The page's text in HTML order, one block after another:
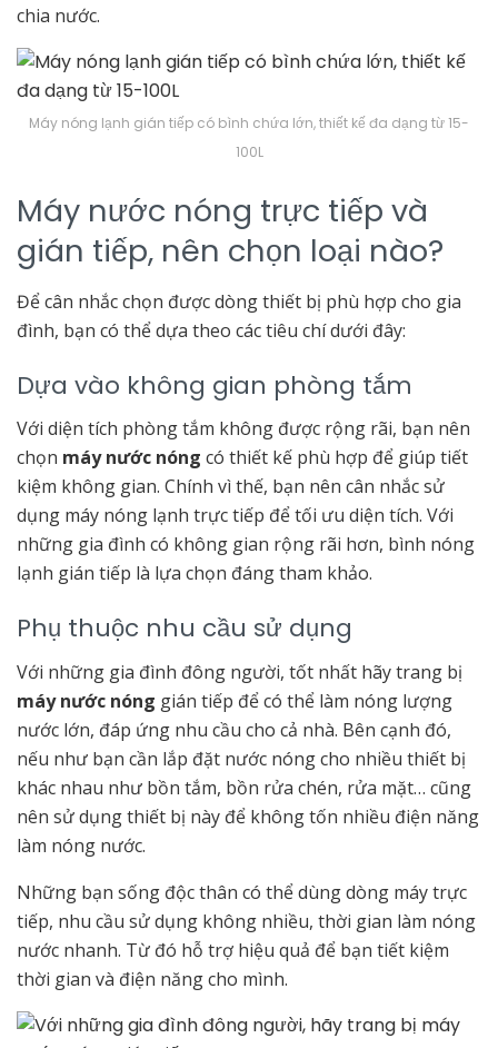
chia nước.
Máy nóng lạnh gián tiếp có bình chứa lớn, thiết kế đa dạng từ 15-
100L
Máy nước nóng trực tiếp và
gián tiếp, nên chọn loại nào?
Để cân nhắc chọn được dòng thiết bị phù hợp cho gia
đình, bạn có thể dựa theo các tiêu chí dưới đây:
Dựa vào không gian phòng tắm
Với diện tích phòng tắm không được rộng rãi, bạn nên
chọn máy nước nóng có thiết kế phù hợp để giúp tiết
kiệm không gian. Chính vì thế, bạn nên cân nhắc sử
dụng máy nóng lạnh trực tiếp để tối ưu diện tích. Với
những gia đình có không gian rộng rãi hơn, bình nóng
lạnh gián tiếp là lựa chọn đáng tham khảo.
Phụ thuộc nhu cầu sử dụng
Với những gia đình đông người, tốt nhất hãy trang bị
máy nước nóng gián tiếp để có thể làm nóng lượng
nước lớn, đáp ứng nhu cầu cho cả nhà. Bên cạnh đó,
nếu như bạn cần lắp đặt nước nóng cho nhiều thiết bị
khác nhau như bồn tắm, bồn rửa chén, rửa mặt… cũng
nên sử dụng thiết bị này để không tốn nhiều điện năng
làm nóng nước.
Những bạn sống độc thân có thể dùng dòng máy trực
tiếp, nhu cầu sử dụng không nhiều, thời gian làm nóng
nước nhanh. Từ đó hỗ trợ hiệu quả để bạn tiết kiệm
thời gian và điện năng cho mình.